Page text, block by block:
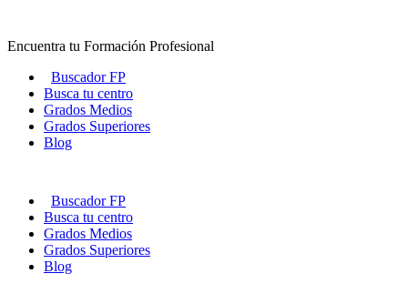
contenido
Encuentra tu Formación Profesional
Buscador FP
Busca tu centro
Grados Medios
Grados Superiores
Blog
Buscador FP
Busca tu centro
Grados Medios
Grados Superiores
Blog